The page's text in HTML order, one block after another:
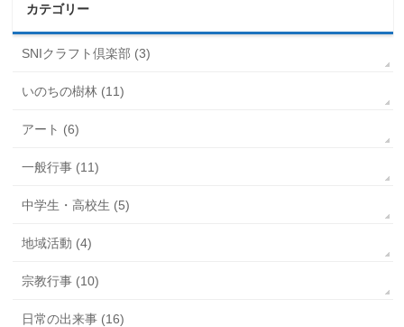
カテゴリー
SNIクラフト倶楽部 (3)
いのちの樹林 (11)
アート (6)
一般行事 (11)
中学生・高校生 (5)
地域活動 (4)
宗教行事 (10)
日常の出来事 (16)